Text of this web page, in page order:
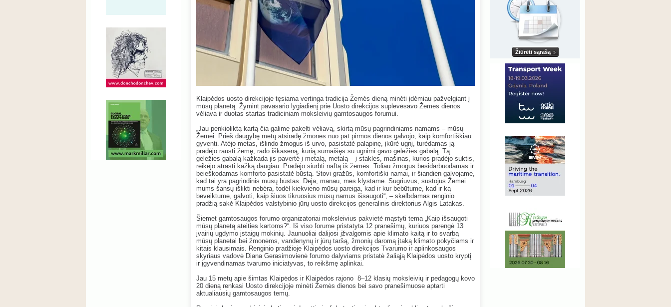
Klaipėdos uosto direkcijoje tęsiama vertinga tradicija Žemės dieną minėti įdėmiau pažvelgiant į
mūsų planetą. Žymint pavasario lygiadienį prie Uosto direkcijos suplevėsavo Žemės dienos
vėliava ir duotas startas tradiciniam moksleivių gamtosaugos forumui.
„Jau penkioliktą kartą čia galime pakelti vėliavą, skirtą mūsų pagrindiniams namams – mūsų
Žemei. Prieš daugybę metų atsiradę žmonės nuo pat pirmos dienos galvojo, kaip komfortiškiau
gyventi. Atėjo metas, išlindo žmogus iš urvo, pasistatė palapinę, įkūrė ugnį, turėdamas ją
pradėjo rausti žemę, rado iškaseną, kurią sumaišęs su ugnimi gavo geležies gabalą. Tą
geležies gabalą kažkada jis pavertė į metalą, metalą – į stakles, mašinas, kurios pradėjo suktis,
reikėjo atrasti kažką daugiau. Pradėjo siurbti naftą iš žemės. Toliau žmogus besidarbuodamas ir
beieškodamas komforto pasistatė būstą. Stovi gražūs, komfortiški namai, ir šiandien galvojame,
kad tai yra pagrindinis mūsų būstas. Deja, manau, mes klystame. Sugriuvus, sustojus Žemei
mums šansų išlikti nebėra, todėl kiekvieno mūsų pareiga, kad ir kur bebūtume, kad ir ką
beveiktume, galvoti, kaip šiuos tikruosius mūsų namus išsaugoti“, – skelbdamas renginio
pradžią sakė Klaipėdos valstybinio jūrų uosto direkcijos generalinis direktorius Algis Latakas.
Šiemet gamtosaugos forumo organizatoriai moksleivius pakvietė mąstyti tema „Kaip išsaugoti
mūsų planetą ateities kartoms?“. Iš viso forume pristatyta 12 pranešimų, kuriuos parengė 13
įvairių ugdymo įstaigų mokinių. Jaunuoliai dalijosi įžvalgomis apie klimato kaitą ir to svarbą
mūsų planetai bei žmonėms, vandenynų ir jūrų taršą, žmonių daromą įtaką klimato pokyčiams ir
kitais klausimais. Renginio pradžioje Klaipėdos uosto direkcijos Tvarumo ir aplinkosaugos
skyriaus vadovė Diana Gerasimovienė forumo dalyviams pristatė žaliąją Klaipėdos uosto kryptį
ir įgyvendinamas tvarumo iniciatyvas, to reikšmę aplinkai.
Jau 15 metų apie šimtas Klaipėdos ir Klaipėdos rajono 8–12 klasių moksleivių ir pedagogų kovo
20 dieną renkasi Uosto direkcijoje minėti Žemės dienos bei savo pranešimuose aptarti
aktualiausių gamtosaugos temų.
Žiūrėti sąrašą